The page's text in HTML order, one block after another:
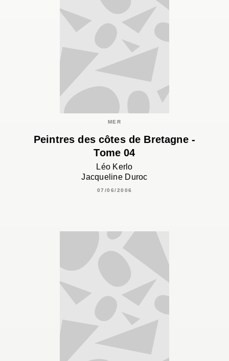
MER
Peintres des côtes de Bretagne -
Tome 04
Léo Kerlo
Jacqueline Duroc
07/06/2006